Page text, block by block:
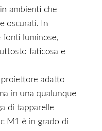
ambienti che
oscurati. In
fonti luminose,
faticosa e
adatto
in una qualunque
di tapparelle
M1 è in grado di